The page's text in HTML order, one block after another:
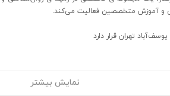
و آموزش متخصصین فعالیت می‌کند.
تهران قرار دارد
نمایش بیشتر